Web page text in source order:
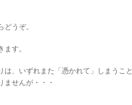
うぞ。
す。
、いずれまた「憑かれて」しまうこと
せんが・・・